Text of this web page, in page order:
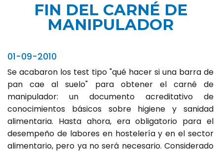
FIN DEL CARNÉ DE
MANIPULADOR
01-09-2010
Se acabaron los test tipo "qué hacer si una barra de
pan cae al suelo" para obtener el carné de
manipulador: un documento acreditativo de
conocimientos básicos sobre higiene y sanidad
alimentaria. Hasta ahora, era obligatorio para el
desempeño de labores en hostelería y en el sector
alimentario, pero ya no será necesario. Considerado